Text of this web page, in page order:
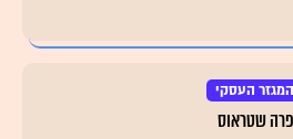
המגזר העסקי
שטראוס